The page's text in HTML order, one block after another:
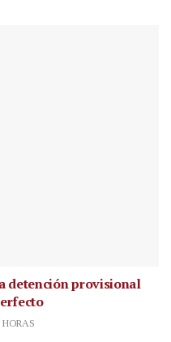
detención provisional